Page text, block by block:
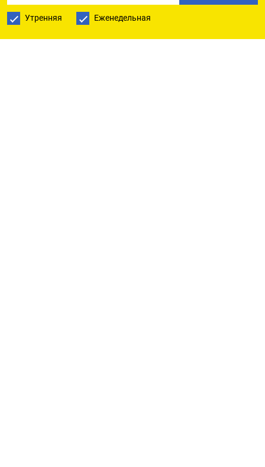
Утренняя Еженедельная